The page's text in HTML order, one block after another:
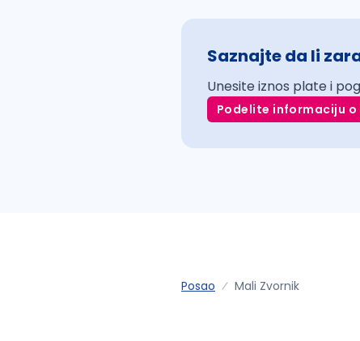
Saznajte da li
Unesite iznos plate i
Podelite informaciju
Posao Mali Zvornik